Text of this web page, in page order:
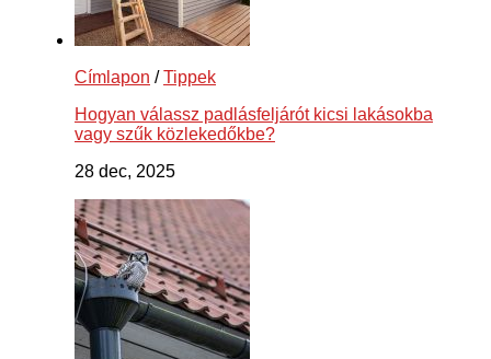
Címlapon /Tippek
Hogyan válassz padlásfeljárót kicsi lakásokba
vagy szűk közlekedőkbe?
28 dec, 2025